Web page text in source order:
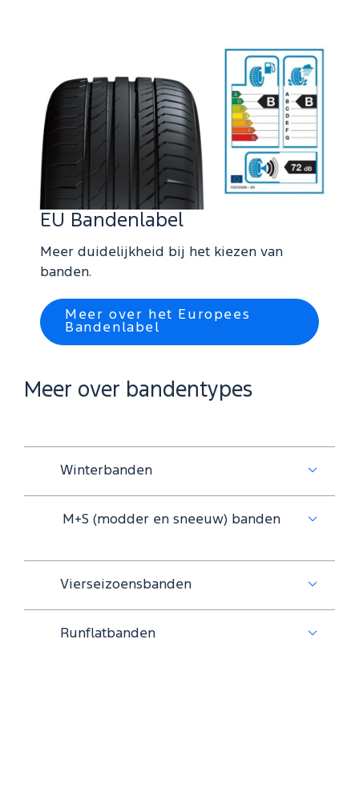
EU Bandenlabel
Meer duidelijkheid bij het kiezen van
banden.
Meer over het Europees
Bandenlabel
Meer over bandentypes
Winterbanden
M+S (modder en sneeuw) banden
Vierseizoensbanden
Runflatbanden